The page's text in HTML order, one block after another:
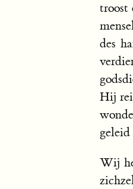
troost
des
Hij
geleid
Wij